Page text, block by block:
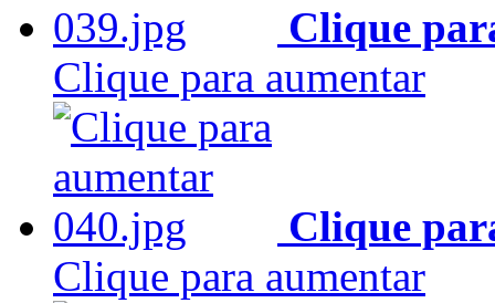
Clique
Clique para aumentar
Clique
Clique para aumentar